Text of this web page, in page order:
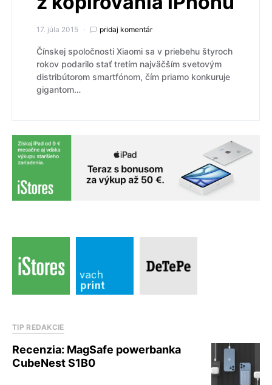
17. júla 2015 pridaj komentár
Čínskej spoločnosti Xiaomi sa v priebehu štyroch
rokov podarilo stať tretím najväčším svetovým
distribútorom smartfónom, čím priamo konkuruje
gigantom…
TIP REDAKCIE
Recenzia: MagSafe powerbanka
CubeNest S1B0